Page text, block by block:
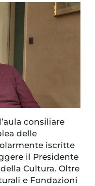
consiliare
delle
iscritte
il Presidente
Cultura. Oltre
e Fondazioni